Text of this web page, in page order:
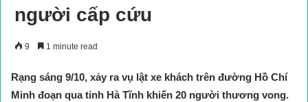
người cấp cứu
9 1 minute read
Rạng sáng 9/10, xảy ra vụ lật xe khách trên đường Hồ Chí
Minh đoạn qua tỉnh Hà Tĩnh khiến 20 người thương vong.